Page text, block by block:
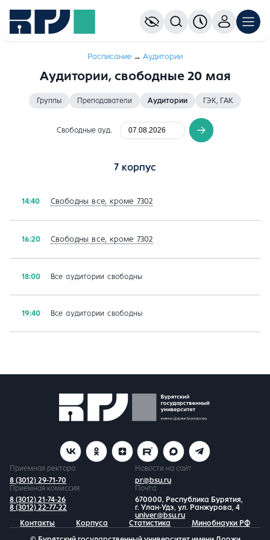
Расписание → Aудитории
Аудитории, свободные 20 мая
Группы Преподаватели Аудитории ГЭК, ГАК
Свободные ауд.
7 корпус
14:40 Свободны все, кроме 7302
16:20 Свободны все, кроме 7302
18:00 Все аудитории свободны
19:40 Все аудитории свободны
Приемная ректора
8 (3012) 29-71-70
Новости на сайт
pr@bsu.ru
Приемная комиссия
8 (3012) 21-74-26
8 (3012) 22-77-22
Почта
670000, Республика Бурятия,
г. Улан-Удэ, ул. Ранжурова, 4
univer@bsu.ru
Контакты
Корпуса Статистика Минобнауки РФ